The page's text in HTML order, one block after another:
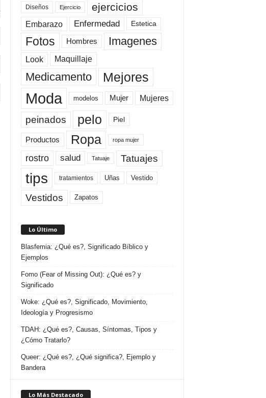
Diseños Ejercicio ejercicios
Embarazo Enfermedad Estetica
Fotos Hombres Imagenes
Look Maquillaje
Medicamento Mejores
Moda modelos Mujer Mujeres
peinados pelo Piel
Productos Ropa ropa mujer
rostro salud Tatuaje Tatuajes
tips tratamientos Uñas Vestido
Vestidos Zapatos
Lo Último
Blasfemia: ¿Qué es?, Significado Bíblico y
Ejemplos
Fomo (Fear of Missing Out): ¿Qué es? y
Significado
Woke: ¿Qué es?, Significado, Movimiento,
Ideología y Progresismo
TDAH: ¿Qué es?, Causas, Síntomas, Tipos y
¿Cómo Tratarlo?
Queer: ¿Qué es?, ¿Qué significa?, Ejemplo y
Bandera
Lo Más Destacado